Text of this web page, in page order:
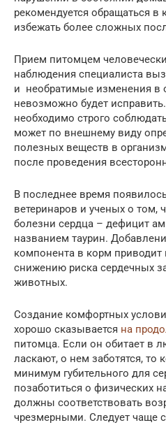
рекомендуется обращаться
избежать более сложных
Прием питомцем
наблюдения специалиста
и необратимые изменения в
невозможно будет
необходимо строго
может по внешнему виду
полезных веществ в
после проведения
В последнее время
ветеринаров и ученых о том,
болезни сердца – дефицит
названием таурин.
компонента в корм приводит
снижению риска сердечных
животных.
Создание комфортных
хорошо сказывается на
питомца. Если он обитает в
ласкают, о нем заботятся, то
минимум губительного для
позаботиться о физических
должны соответствовать
чрезмерными. Следует чаще